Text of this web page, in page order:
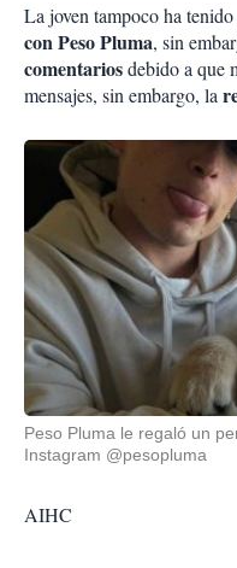
La joven tampoco ha
con Peso Pluma, sin
comentariosdebido a que
mensajes, sin embargo, la
Peso Pluma le regaló un
Instagram @pesopluma
AIHC